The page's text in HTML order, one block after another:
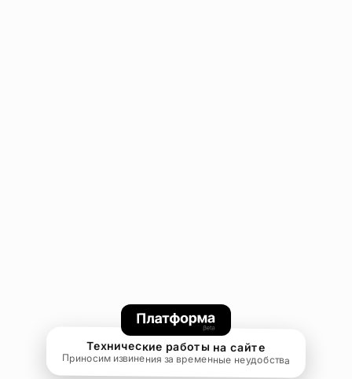
Технические работы на сайте
Приносим извинения за временные неудобства